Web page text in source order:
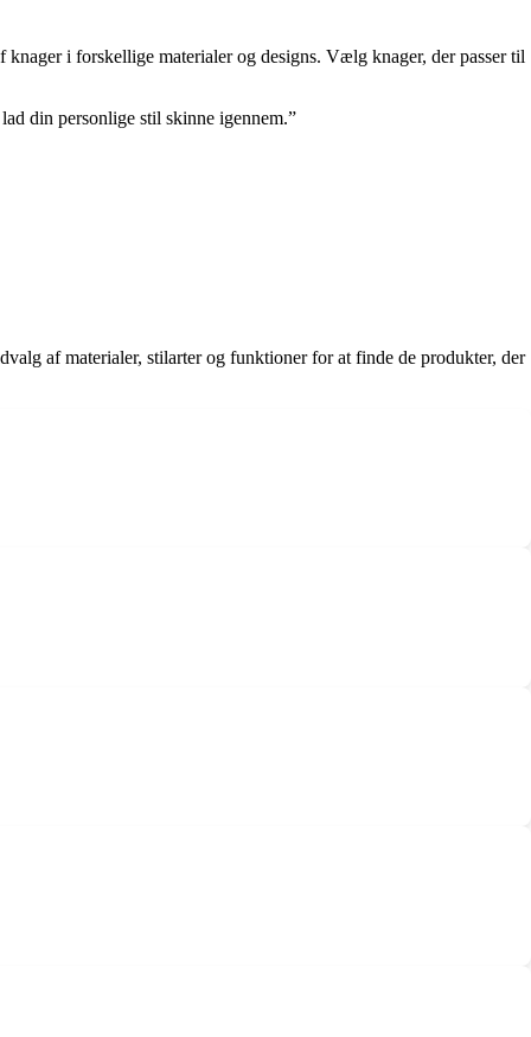
i forskellige materialer og designs. Vælg knager, der passer til
din personlige stil skinne igennem.”
af materialer, stilarter og funktioner for at finde de produkter, der